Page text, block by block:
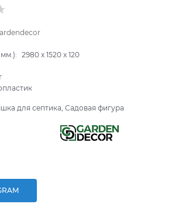
2980 x1520 x120
для септика, Садовая фигура